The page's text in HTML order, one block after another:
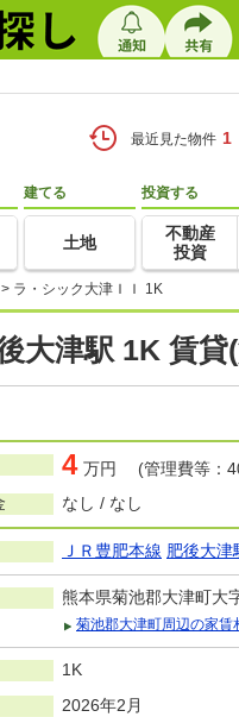
最近見た物件 1
建てる
土地
投資する
不動産
投資
> ラ・シック大津ＩＩ 1K
大津駅 1K 賃
4 万円 (管理費等：
なし / なし
ＪＲ豊肥本線 肥後大津
熊本県菊池郡大津町大
菊池郡大津町周辺の家賃
1K
2026年2月